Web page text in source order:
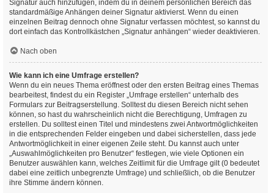
Signatur auch hinzufügen, indem du in deinem persönlichen Bereich das
standardmäßige Anhängen deiner Signatur aktivierst. Wenn du einen
einzelnen Beitrag dennoch ohne Signatur verfassen möchtest, so kannst du
dort einfach das Kontrollkästchen „Signatur anhängen“ wieder deaktivieren.
Nach oben
Wie kann ich eine Umfrage erstellen?
Wenn du ein neues Thema eröffnest oder den ersten Beitrag eines Themas
bearbeitest, findest du ein Register „Umfrage erstellen“ unterhalb des
Formulars zur Beitragserstellung. Solltest du diesen Bereich nicht sehen
können, so hast du wahrscheinlich nicht die Berechtigung, Umfragen zu
erstellen. Du solltest einen Titel und mindestens zwei Antwortmöglichkeiten
in die entsprechenden Felder eingeben und dabei sicherstellen, dass jede
Antwortmöglichkeit in einer eigenen Zeile steht. Du kannst auch unter
„Auswahlmöglichkeiten pro Benutzer“ festlegen, wie viele Optionen ein
Benutzer auswählen kann, welches Zeitlimit für die Umfrage gilt (0 bedeutet
dabei eine zeitlich unbegrenzte Umfrage) und schließlich, ob die Benutzer
ihre Stimme ändern können.